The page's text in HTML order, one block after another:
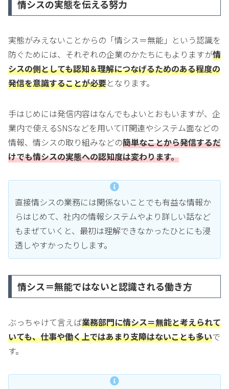
情シスの実態を伝える努力
実態がみえないことからの「情シス＝無能」という認識を
防ぐためには、それぞれの企業のかたちにもよりますが情
シスの側としても認知＆理解につなげるためのある程度の
発信を意識することが必要となります。
手はじめには発信内容はなんでもよいとおもいますが、企
業内で使えるSNSなどを用いてIT関連やシステム面などの
情報、情シスの取り組みなどの簡単なことから発信するだ
けでも情シスの実態への認知度は変わります。
直接情シスの業務には関係ないことでも有益な情報か
らはじめて、社内の情報システムやより詳しい話など
もまぜていくと、最初は理解できなかったひとにも浸
透しやすかったりします。
情シス＝無能ではないと認識される働き方
ぶっちゃけて言えば業務部門に情シス＝無能と考えられて
いても、仕事や働く上ではあまり支障はないことも多いで
す。